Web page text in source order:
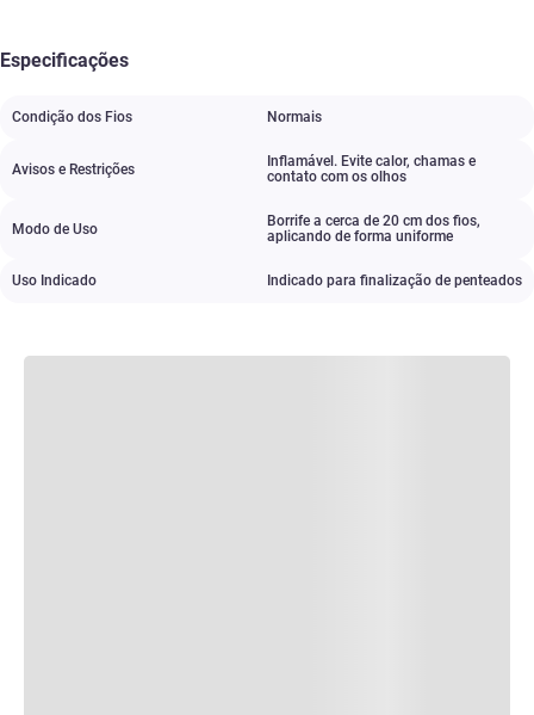
Especificações
Condição dos Fios Normais
Avisos e Restrições Inflamável. Evite calor, chamas e
contato com os olhos
Modo de Uso Borrife a cerca de 20 cm dos fios,
aplicando de forma uniforme
Uso Indicado Indicado para finalização de penteados